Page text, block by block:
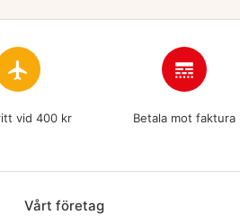
flight
vid 400 kr
line_style
Betala mot faktura
Vårt företag